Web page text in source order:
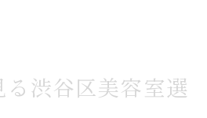
る渋谷区美容室選